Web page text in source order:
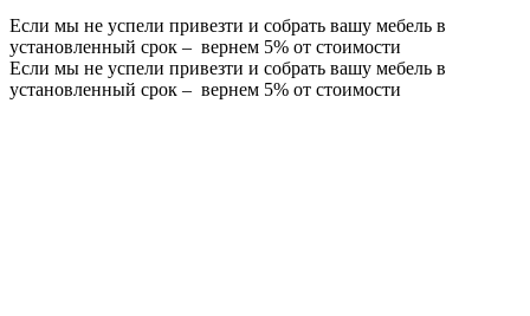
Если мы не успели привезти и собрать вашу мебель в
установленный срок – вернем 5% от стоимости
Если мы не успели привезти и собрать вашу мебель в
установленный срок – вернем 5% от стоимости